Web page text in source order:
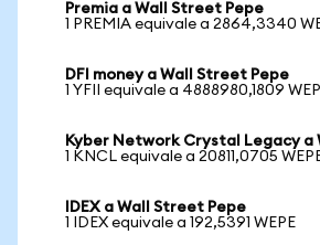
Premia a Wall Street Pepe
1 PREMIA equivale a 2864,3340
DFI money a Wall Street Pepe
1 YFII equivale a 4888980,1809
Kyber Network Crystal Legacy a
1 KNCL equivale a 20811,0705
IDEX a Wall Street Pepe
1 IDEX equivale a 192,5391 WEPE